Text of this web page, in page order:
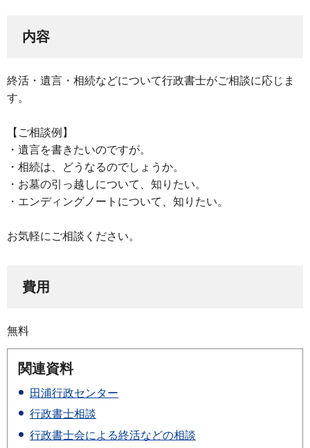
内容
終活・遺言・相続などについて行政書士がご相談に応じま
す。
【ご相談例】
・遺言を書きたいのですが。
・相続は、どうなるのでしょうか。
・お墓の引っ越しについて、知りたい。
・エンディングノートについて、知りたい。
お気軽にご相談ください。
費用
無料
関連資料
田浦行政センター
行政書士相談
行政書士会による終活などの相談